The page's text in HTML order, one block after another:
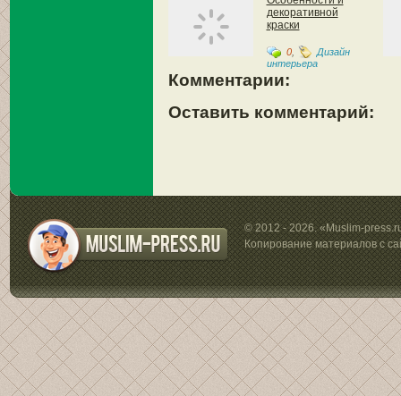
декоративной
краски
0,
Дизайн
интерьера
Комментарии:
Оставить комментарий:
© 2012 - 2026. «Muslim-
Копирование материалов с